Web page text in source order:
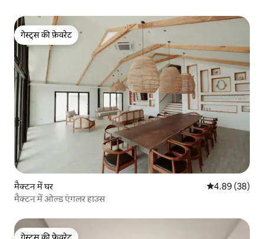
गेस्ट्स की फ़ेवरेट
गेस्ट्स की फ़ेवरेट
मैक्टन में घर औसत रेटिंग 5 में
4.89 (38)
मैक्टन में ओल्ड एंगलर हाउस